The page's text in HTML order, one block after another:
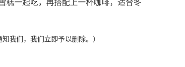
糕一起吃，再搭配上一杯咖啡，适合冬
我们，我们立即予以删除。）